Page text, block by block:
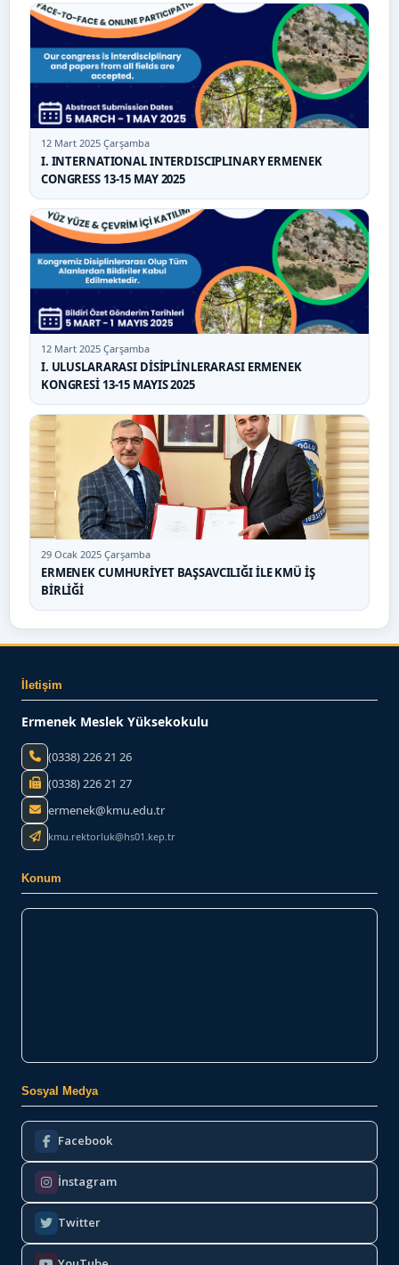
12 Mart 2025 Çarşamba
I. INTERNATIONAL INTERDISCIPLINARY ERMENEK
CONGRESS 13-15 MAY 2025
12 Mart 2025 Çarşamba
I. ULUSLARARASI DİSİPLİNLERARASI ERMENEK
KONGRESİ 13-15 MAYIS 2025
29 Ocak 2025 Çarşamba
ERMENEK CUMHURİYET BAŞSAVCILIĞI İLE KMÜ İŞ
BİRLİĞİ
İletişim
Ermenek Meslek Yüksekokulu
(0338) 226 21 26
(0338) 226 21 27
ermenek@kmu.edu.tr
kmu.rektorluk@hs01.kep.tr
Konum
Sosyal Medya
Facebook
İnstagram
Twitter